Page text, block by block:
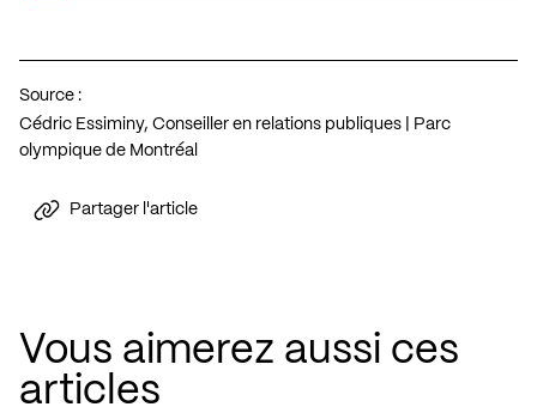
Source :
Cédric Essiminy, Conseiller en relations publiques | Parc
olympique de Montréal
Partager l'article
Vous aimerez aussi ces
articles